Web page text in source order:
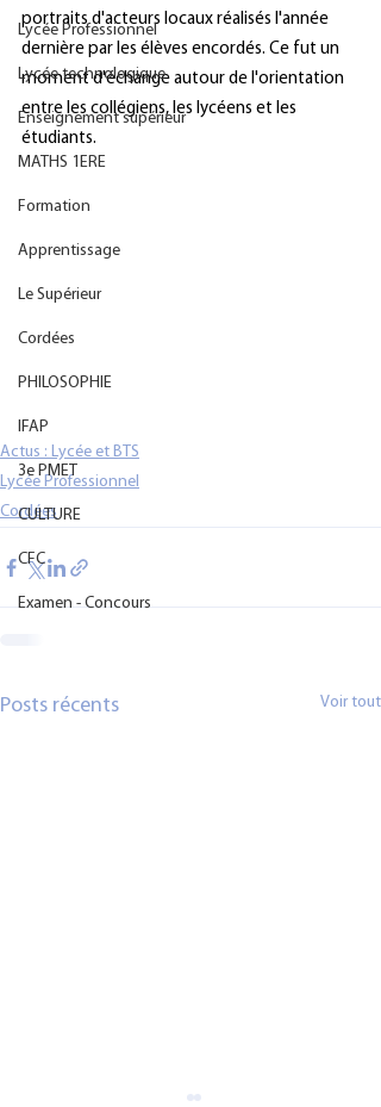
Lycée Professionnel
Lycée technologique
Enseignement supérieur
MATHS 1ERE
Formation
Apprentissage
Le Supérieur
Cordées
PHILOSOPHIE
IFAP
3e PMET
CULTURE
CFC
Examen - Concours
portraits d'acteurs locaux réalisés l'année
dernière par les élèves encordés. Ce fut un
moment d'échange autour de l'orientation
entre les collégiens, les lycéens et les
étudiants.
Actus : Lycée et BTS
Lycée Professionnel
Cordées
Posts récents Voir tout